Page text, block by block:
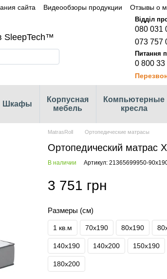
сайта Видеообзоры продукции Отзывы о
SleepTech™
080 031
073 757
0 800 33
Шкафы
Корпусная
мебель
Компьютерные
кресла
MatrasRoll Ортопедические матрасы
Ортопедический матрас
В наличии Артикул: 21365699950-
3 751 грн
Размеры (см)
1 кв.м 70х190 80х190
140х190 140х200 150х190
180х200